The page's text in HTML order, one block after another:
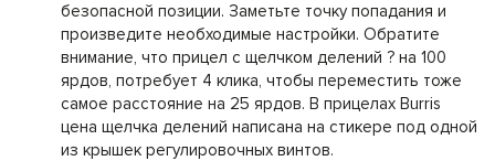
безопасной позиции. Заметьте точку попадания и
произведите необходимые настройки. Обратите
внимание, что прицел с щелчком делений ? на 100
ярдов, потребует 4 клика, чтобы переместить тоже
самое расстояние на 25 ярдов. В прицелах Burris
цена щелчка делений написана на стикере под одной
из крышек регулировочных винтов.